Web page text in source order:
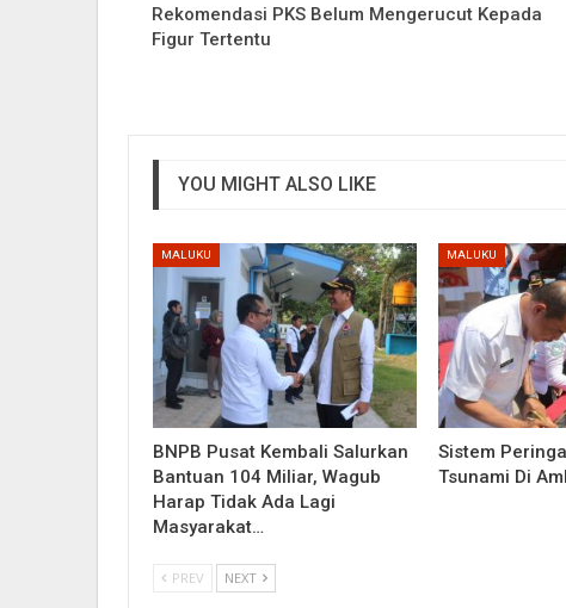
Rekomendasi PKS Belum Mengerucut Kepada
Figur Tertentu
YOU MIGHT ALSO LIKE
MALUKU
BNPB Pusat Kembali Salurkan
Bantuan 104 Miliar, Wagub
Harap Tidak Ada Lagi
Masyarakat…
MALUKU
Sistem
Tsunami Di
PREV NEXT